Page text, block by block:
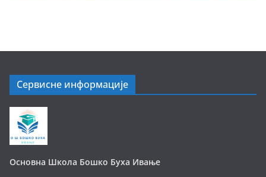
Сервисне информације
Основна Школа Бошко Буха Ивање